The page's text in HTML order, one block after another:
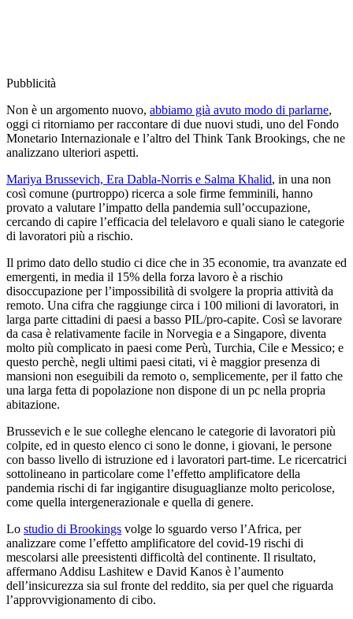
Pubblicità
Non è un argomento nuovo, abbiamo già avuto modo di parlarne,
oggi ci ritorniamo per raccontare di due nuovi studi, uno del Fondo
Monetario Internazionale e l’altro del Think Tank Brookings, che ne
analizzano ulteriori aspetti.
Mariya Brussevich, Era Dabla-Norris e Salma Khalid, in una non
così comune (purtroppo) ricerca a sole firme femminili, hanno
provato a valutare l’impatto della pandemia sull’occupazione,
cercando di capire l’efficacia del telelavoro e quali siano le categorie
di lavoratori più a rischio.
Il primo dato dello studio ci dice che in 35 economie, tra avanzate ed
emergenti, in media il 15% della forza lavoro è a rischio
disoccupazione per l’impossibilità di svolgere la propria attività da
remoto. Una cifra che raggiunge circa i 100 milioni di lavoratori, in
larga parte cittadini di paesi a basso PIL/pro-capite. Così se lavorare
da casa è relativamente facile in Norvegia e a Singapore, diventa
molto più complicato in paesi come Perù, Turchia, Cile e Messico; e
questo perchè, negli ultimi paesi citati, vi è maggior presenza di
mansioni non eseguibili da remoto o, semplicemente, per il fatto che
una larga fetta di popolazione non dispone di un pc nella propria
abitazione.
Brussevich e le sue colleghe elencano le categorie di lavoratori più
colpite, ed in questo elenco ci sono le donne, i giovani, le persone
con basso livello di istruzione ed i lavoratori part-time. Le ricercatrici
sottolineano in particolare come l’effetto amplificatore della
pandemia rischi di far ingigantire disuguaglianze molto pericolose,
come quella intergenerazionale e quella di genere.
Lo studio di Brookings volge lo sguardo verso l’Africa, per
analizzare come l’effetto amplificatore del covid-19 rischi di
mescolarsi alle preesistenti difficoltà del continente. Il risultato,
affermano Addisu Lashitew e David Kanos è l’aumento
dell’insicurezza sia sul fronte del reddito, sia per quel che riguarda
l’approvvigionamento di cibo.